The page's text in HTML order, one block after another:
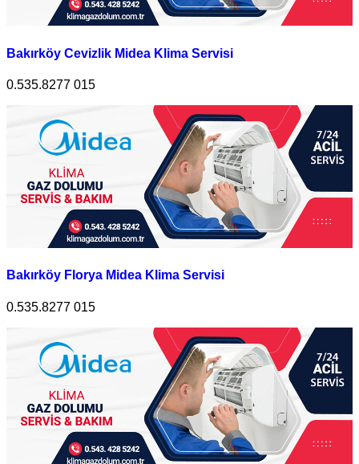
Bakırköy Cevizlik Midea Klima Servisi
0.535.8277 015
Bakırköy Florya Midea Klima Servisi
0.535.8277 015